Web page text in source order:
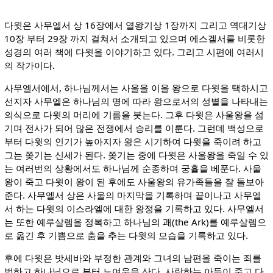
다윗은 사무엘서 상 16장에서 열왕기상 1장까지 그리고 역대기상
10장 부터 29장 까지 걸쳐서 소개되고 있으며 에스겔서를 비롯한
성경의 여러 책에 다윗을 이야기하고 있다. 그리고 시편에 여러시
의 작가이다.
사무엘서에서, 하나님께서는 사울을 이을 왕으로 다윗을 택하시고
선지자 사무엘은 하나님의 명에 따라 왕으로서의 성별을 나타내는
의식으로 다윗의 머리에 기름을 붓는다. 그후 다윗은 사울왕을 섬
기며 전사가 되어 많은 전쟁에서 승리를 이룬다. 그런데 백성으로
부터 다윗의 인기가 높아지자 왕은 시기하여 다윗을 죽이려 하고
그는 쫒기는 신세가 된다. 쫒기는 중에 다윗은 사울왕을 죽일 수 있
는 여러번의 상황에서도 하나님께 순종하며 궁휼을 베푼다. 사울
왕이 죽고 다윗이 왕이 된 후에도 사울왕의 유가족들을 잘 돌보아
준다. 사무엘서 상은 사울의 마지막을 기록하며 끝이나고 사무엘
서 하는 다윗의 이스라엘에 대한 왕정을 기록하고 있다. 사무엘서
는 또한 예루살렘을 정복하고 하나님의 괘(the Ark)를 예루살렘으
로 옮긴 후 기쁨으로 춤을 추는 다윗의 모습을 기록하고 있다.
후에 다윗은 밧세바와 부정한 관계와 그녀의 남편을 죽이는 죄를